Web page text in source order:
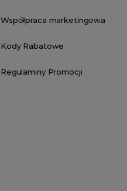
Współpraca marketingowa
Kody Rabatowe
Regulaminy Promocji